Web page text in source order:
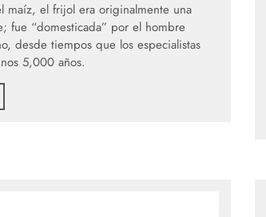
maíz, el frijol era originalmente una
fue “domesticada” por el hombre
desde tiempos que los especialistas
5,000 años.